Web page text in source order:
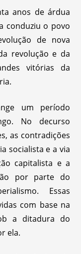
anos de árdua
conduziu o povo
de nova
revolução e da
vitórias da
um período
No decurso
as contradições
socialista e a via
capitalista e a
por parte do
Essas
com base na
a ditadura do
ela.